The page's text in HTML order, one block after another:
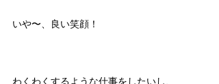
いや〜、良い笑顔！
わくわくするような仕事をしたいし、